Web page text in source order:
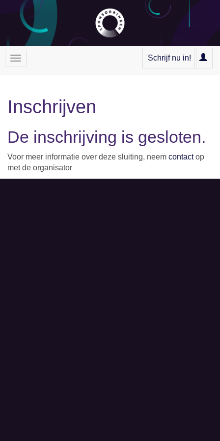
Schrijf nu in!
Inschrijven
De inschrijving is gesloten.
Voor meer informatie over deze sluiting, neem contactop
met de organisator